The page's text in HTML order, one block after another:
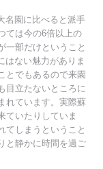
名園に比べると派手
ては今の6倍以上の
一部だけということ
はない魅力がありま
とでもあるので来園
目立たないところに
れています。実際蘇
ていたりしていま
てしまうということ
と静かに時間を過ご